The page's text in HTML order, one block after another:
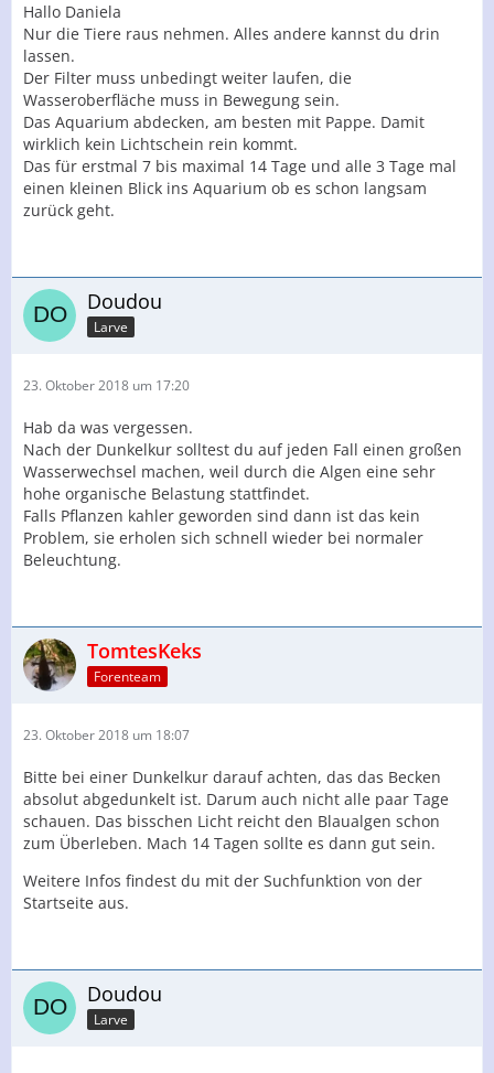
Hallo Daniela
Nur die Tiere raus nehmen. Alles andere kannst du drin
lassen.
Der Filter muss unbedingt weiter laufen, die
Wasseroberfläche muss in Bewegung sein.
Das Aquarium abdecken, am besten mit Pappe. Damit
wirklich kein Lichtschein rein kommt.
Das für erstmal 7 bis maximal 14 Tage und alle 3 Tage mal
einen kleinen Blick ins Aquarium ob es schon langsam
zurück geht.
Doudou
Larve
23. Oktober 2018 um 17:20
Hab da was vergessen.
Nach der Dunkelkur solltest du auf jeden Fall einen großen
Wasserwechsel machen, weil durch die Algen eine sehr
hohe organische Belastung stattfindet.
Falls Pflanzen kahler geworden sind dann ist das kein
Problem, sie erholen sich schnell wieder bei normaler
Beleuchtung.
TomtesKeks
Forenteam
23. Oktober 2018 um 18:07
Bitte bei einer Dunkelkur darauf achten, das das Becken
absolut abgedunkelt ist. Darum auch nicht alle paar Tage
schauen. Das bisschen Licht reicht den Blaualgen schon
zum Überleben. Mach 14 Tagen sollte es dann gut sein.
Weitere Infos findest du mit der Suchfunktion von der
Startseite aus.
Doudou
Larve